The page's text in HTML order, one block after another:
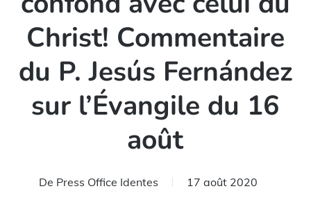
Christ! Commentaire
du P. Jesús Fernández
sur l’Évangile du 16
août
De Press Office Identes 17 août 2020